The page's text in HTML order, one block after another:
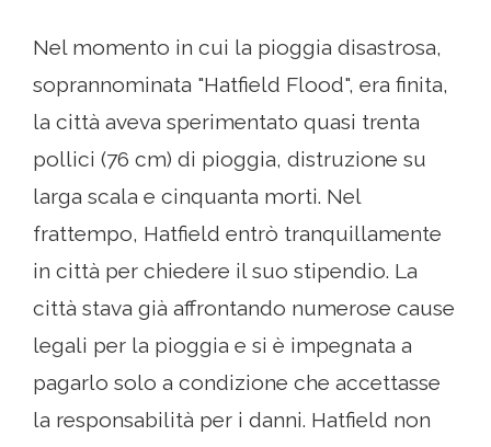
Nel momento in cui la pioggia disastrosa,
soprannominata "Hatfield Flood", era finita,
la città aveva sperimentato quasi trenta
pollici (76 cm) di pioggia, distruzione su
larga scala e cinquanta morti. Nel
frattempo, Hatfield entrò tranquillamente
in città per chiedere il suo stipendio. La
città stava già affrontando numerose cause
legali per la pioggia e si è impegnata a
pagarlo solo a condizione che accettasse
la responsabilità per i danni. Hatfield non